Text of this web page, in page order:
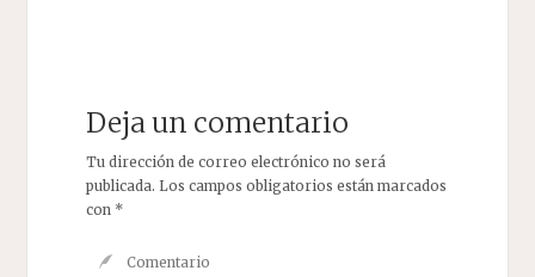
Deja un comentario
Tu dirección de correo electrónico no será
publicada. Los campos obligatorios están marcados
con *